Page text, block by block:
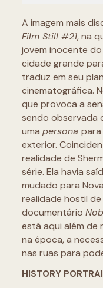
A imagem mais
Film Still #21, na
jovem inocente
cidade grande
traduz em seu
cinematográfica.
que provoca a
sendo observada
uma persona para
exterior.
realidade de
série. Ela havia
mudado para
realidade hostil de
documentário
está aqui além de
na época, a
nas ruas para
HISTORY